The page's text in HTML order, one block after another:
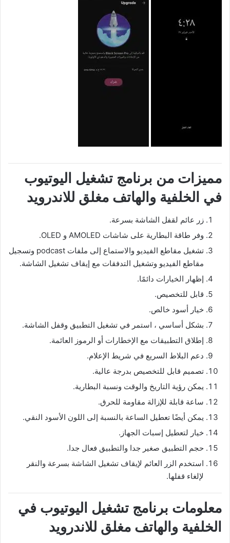
مميزات من برنامج تشغيل اليوتيوب
في الخلفية والهاتف مغلق للاندرويد
زر عائم لقفل الشاشة بسرعة.
وفر طاقة البطارية على شاشات AMOLED و OLED.
تشغيل مقاطع الفيديو والاستماع إلى ملفات podcast وتسجيل
مقاطع الفيديو وتشغيل التدفقات مع إيقاف تشغيل الشاشة.
إظهار الخيارات دائمًا.
قابل للتخصيص.
خيار أسود خالص.
بشكل أساسي ، استمر في تشغيل التطبيق وقفل الشاشة.
إطلاق التطبيقات مع الإخطارات أو الرموز العائمة.
دعم البلاط السريع في شريط الإعلام.
تصميم قابل للتخصيص بدرجة عالية.
يمكن رؤية التاريخ والوقت ونسبة البطارية.
ساعة قابلة للإزالة مقاومة للحرق.
يمكن أيضًا تعطيل الساعة بالنسبة إلى اللون الأسود النقي.
خيار لتعطيل إسبات الجهاز.
حجم التطبيق صغير جدا والتطبيق فعال جدا.
استخدم الزر العائم لإيقاف تشغيل الشاشة بسرعة والنقر
لإلغاء قفلها.
معلومات برنامج تشغيل اليوتيوب في
الخلفية والهاتف مغلق للاندرويد